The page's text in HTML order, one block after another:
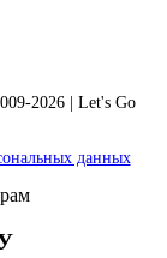
2026 | Let's Go
данных